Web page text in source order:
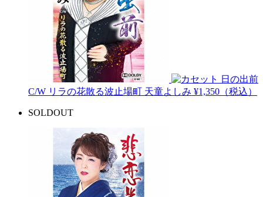
日の出前
C/W リラの花散る波止場町 天童よしみ ¥1,350（税込）
SOLDOUT